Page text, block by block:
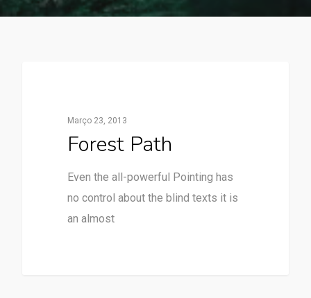
Março 23, 2013
Forest Path
Even the all-powerful Pointing has
no control about the blind texts it is
an almost